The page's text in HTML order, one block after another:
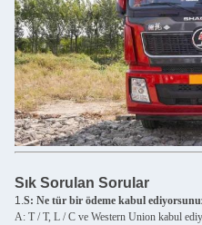
Sık Sorulan Sorular
1. S: Ne tür bir ödeme kabul
A: T / T, L / C ve Western Union kabul